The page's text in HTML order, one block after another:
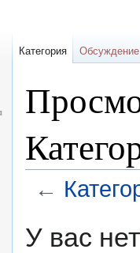
←
ккУ вас
Категория Обсуждение